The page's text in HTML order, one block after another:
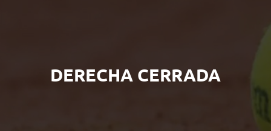
DERECHA CERRADA